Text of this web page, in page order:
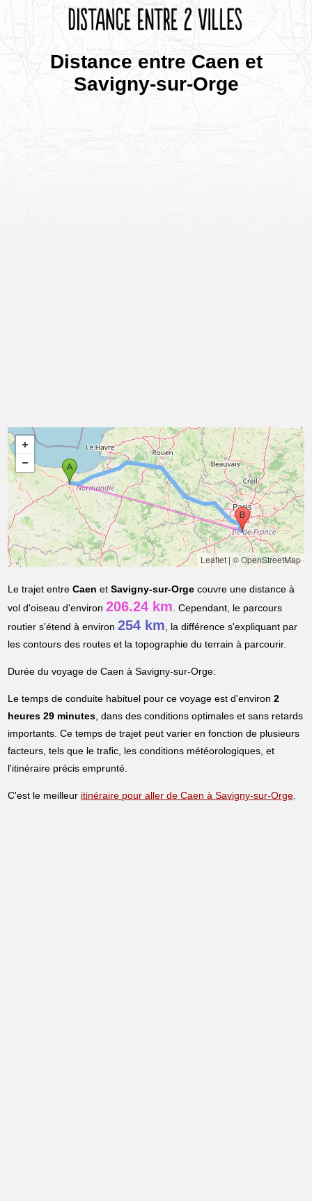
Distance entre Caen et
Savigny-sur-Orge
Leaflet|© OpenStreetMap
Le trajet entreCaen etSavigny-sur-Orge couvre une distance à
vol d'oiseau d'environ206.24 km. Cependant, le parcours
routier s'étend à environ254 km, la différence s'expliquant par
les contours des routes et la topographie du terrain à parcourir.
Durée du voyage de Caen à Savigny-sur-Orge:
Le temps de conduite habituel pour ce voyage est d'environ2
heures 29 minutes, dans des conditions optimales et sans retards
importants. Ce temps de trajet peut varier en fonction de plusieurs
facteurs, tels que le trafic, les conditions météorologiques, et
l'itinéraire précis emprunté.
C'est le meilleur itinéraire pour aller de Caen à Savigny-sur-Orge.